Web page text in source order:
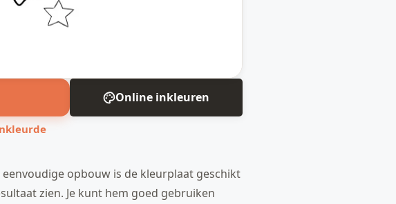
Online inkleuren
opbouw is de kleurplaat geschikt
zien. Je kunt hem goed gebruiken